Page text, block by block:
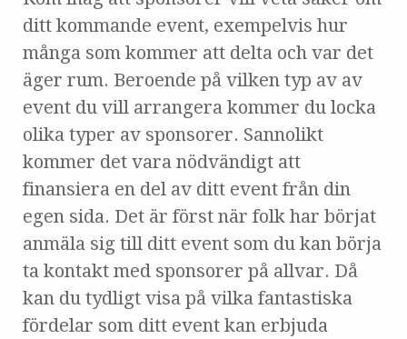
ditt kommande event, exempelvis hur
många som kommer att delta och var det
äger rum. Beroende på vilken typ av av
event du vill arrangera kommer du locka
olika typer av sponsorer. Sannolikt
kommer det vara nödvändigt att
finansiera en del av ditt event från din
egen sida. Det är först när folk har börjat
anmäla sig till ditt event som du kan börja
ta kontakt med sponsorer på allvar. Då
kan du tydligt visa på vilka fantastiska
fördelar som ditt event kan erbjuda